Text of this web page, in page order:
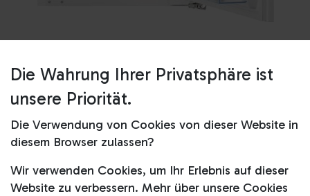
Shop TSF5O88WDF
TSF5O88WDF
Produktdatenblatt
479,00€ inkl. MwSt.839,00 €
Die Wahrung Ihrer Privatsphäre ist
unsere Priorität.
Die Verwendung von Cookies von dieser Website in
diesem Browser zulassen?
Wir verwenden Cookies, um Ihr Erlebnis auf dieser
Website zu verbessern. Mehr über unsere Cookies